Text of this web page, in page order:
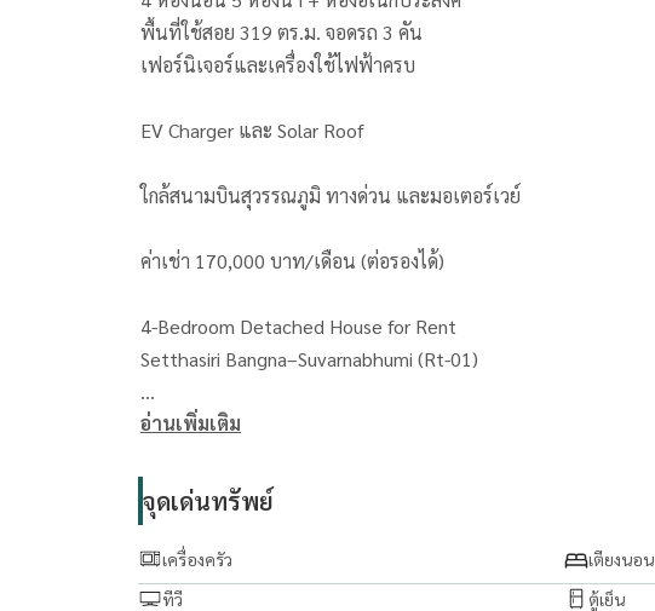
พื้นที่ใช้สอย 319 ตร.ม. จอดรถ 3 คัน
เฟอร์นิเจอร์และเครื่องใช้ไฟฟ้าครบ
EV Charger และ Solar Roof
ใกล้สนามบินสุวรรณภูมิ ทางด่วน และมอเตอร์เวย์
ค่าเช่า 170,000 บาท/เดือน (ต่อรองได้)
4-Bedroom Detached House for Rent
Setthasiri Bangna–Suvarnabhumi (Rt-01)
319 sq.m., 4 bedrooms, 5 bathrooms, 3 parking spaces
Fully furnished, ready to move in
Multi-purpose room and maid’s room
EV charger and solar roof
อ่านเพิ่มเติม
จุดเด่นทรัพย์
เครื่องครัว
เตียงนอน
ทีวี
ตู้เย็น